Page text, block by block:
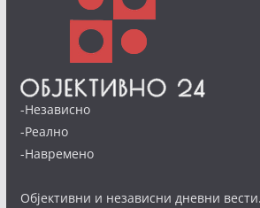
-Независно
-Реално
-Навремено
Објективни и независни дневни